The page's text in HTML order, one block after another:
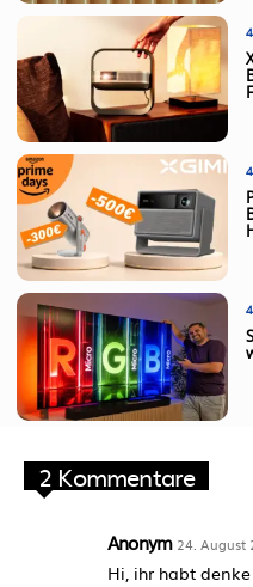
2 Kommentare
Anonym 24. August
Hi, ihr habt